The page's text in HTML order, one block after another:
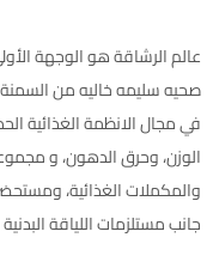
عالم الرشاقة هو الوجهة
صحيه سليمه خاليه من
في مجال الانظمة الغذائية
الوزن، وحرق الدهون، و
والمكملات الغذائية،
جانب مستلزمات اللياقة